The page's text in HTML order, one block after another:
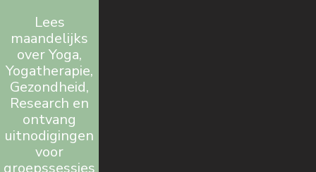
Lees
maandelijks
over Yoga,
Yogatherapie,
Gezondheid,
Research en
ontvang
uitnodigingen
voor
groepssessies